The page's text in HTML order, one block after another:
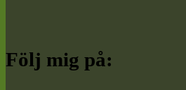
Följ mig på: